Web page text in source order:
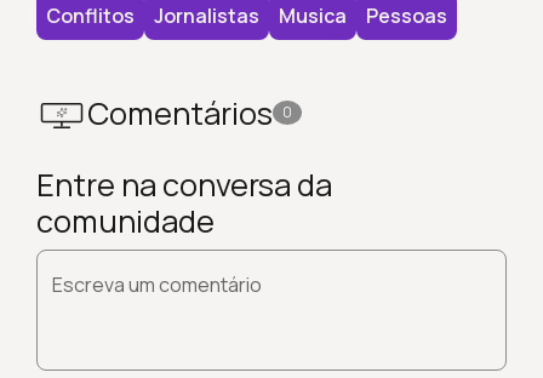
Conflitos
Jornalistas Musica Pessoas
Comentários 0
Entre na conversa da
comunidade
Escreva um comentário